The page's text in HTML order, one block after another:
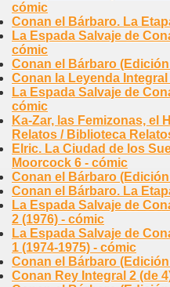
cómic
Conan el Bárbaro. La
La Espada Salvaje de
cómic
Conan el Bárbaro
Conan la Leyenda Integral
La Espada Salvaje de
cómic
Ka-Zar, las Femizonas, el
Relatos / Biblioteca
Elric. La Ciudad de los
Moorcock 6 - cómic
Conan el Bárbaro
Conan el Bárbaro. La
La Espada Salvaje de
2 (1976) - cómic
La Espada Salvaje de
1 (1974-1975) - cómic
Conan el Bárbaro
Conan Rey Integral 2 (de